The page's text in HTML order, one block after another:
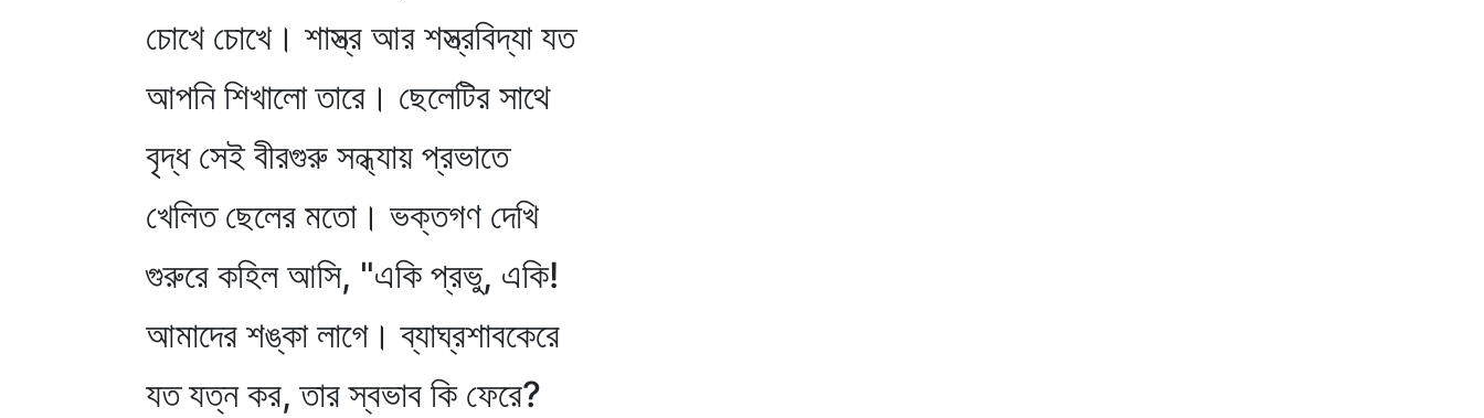
চোখে চোখে। শাস্ত্র আর শস্ত্রবিদ্যা যত
আপনি শিখালো তারে। ছেলেটির সাথে
বৃদ্ধ সেই বীরগুরু সন্ধ্যায় প্রভাতে
খেলিত ছেলের মতো। ভক্তগণ দেখি
গুরুরে কহিল আসি, "একি প্রভু, একি!
আমাদের শঙ্কা লাগে। ব্যাঘ্রশাবকেরে
যত যত্ন কর, তার স্বভাব কি ফেরে?